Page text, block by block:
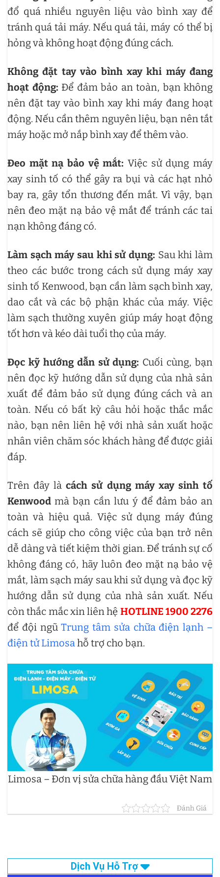
đổ quá nhiều nguyên liệu vào bình xay để
tránh quá tải máy. Nếu quá tải, máy có thể bị
hỏng và không hoạt động đúng cách.
Không đặt tay vào bình xay khi máy đang
hoạt động: Để đảm bảo an toàn, bạn không
nên đặt tay vào bình xay khi máy đang hoạt
động. Nếu cần thêm nguyên liệu, bạn nên tắt
máy hoặc mở nắp bình xay để thêm vào.
Đeo mặt nạ bảo vệ mắt: Việc sử dụng máy
xay sinh tố có thể gây ra bụi và các hạt nhỏ
bay ra, gây tổn thương đến mắt. Vì vậy, bạn
nên đeo mặt nạ bảo vệ mắt để tránh các tai
nạn không đáng có.
Làm sạch máy sau khi sử dụng: Sau khi làm
theo các bước trong cách sử dụng máy xay
sinh tố Kenwood, bạn cần làm sạch bình xay,
dao cắt và các bộ phận khác của máy. Việc
làm sạch thường xuyên giúp máy hoạt động
tốt hơn và kéo dài tuổi thọ của máy.
Đọc kỹ hướng dẫn sử dụng: Cuối cùng, bạn
nên đọc kỹ hướng dẫn sử dụng của nhà sản
xuất để đảm bảo sử dụng đúng cách và an
toàn. Nếu có bất kỳ câu hỏi hoặc thắc mắc
nào, bạn nên liên hệ với nhà sản xuất hoặc
nhân viên chăm sóc khách hàng để được giải
đáp.
Trên đây làcách sử dụng máy xay sinh tố
Kenwood mà bạn cần lưu ý để đảm bảo an
toàn và hiệu quả. Việc sử dụng máy đúng
cách sẽ giúp cho công việc của bạn trở nên
dễ dàng và tiết kiệm thời gian. Để tránh sự cố
không đáng có, hãy luôn đeo mặt nạ bảo vệ
mắt, làm sạch máy sau khi sử dụng và đọc kỹ
hướng dẫn sử dụng của nhà sản xuất. Nếu
còn thắc mắc xin liên hệ HOTLINE 1900 2276
để đội ngũTrung tâm sửa chữa điện lạnh –
điện tử Limosahỗ trợ cho bạn.
Limosa – Đơn vị sửa chữa hàng đầu Việt Nam
Đánh Giá
Dịch Vụ Hỗ Trợ